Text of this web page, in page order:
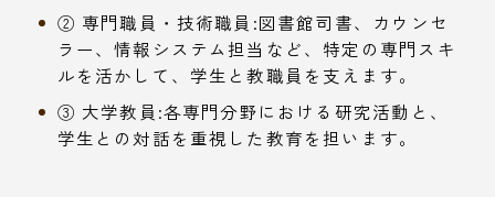
② 専門職員・技術職員:図書館司書、カウンセ
ラー、情報システム担当など、特定の専門スキ
ルを活かして、学生と教職員を支えます。
③ 大学教員:各専門分野における研究活動と、
学生との対話を重視した教育を担います。